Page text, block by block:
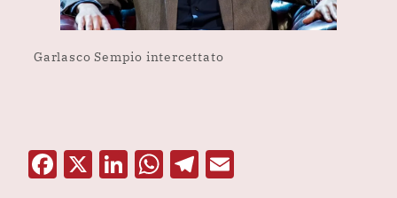
Garlasco Sempio intercettato
F X Li W T